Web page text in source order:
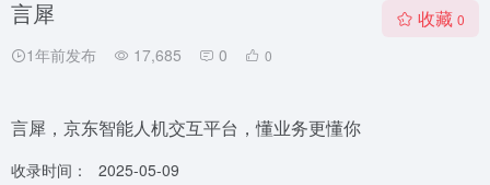
言犀
1年前发布 17,685 0 0
收藏 0
言犀，京东智能人机交互平台，懂业务更懂你
收录时间：
2025-05-09